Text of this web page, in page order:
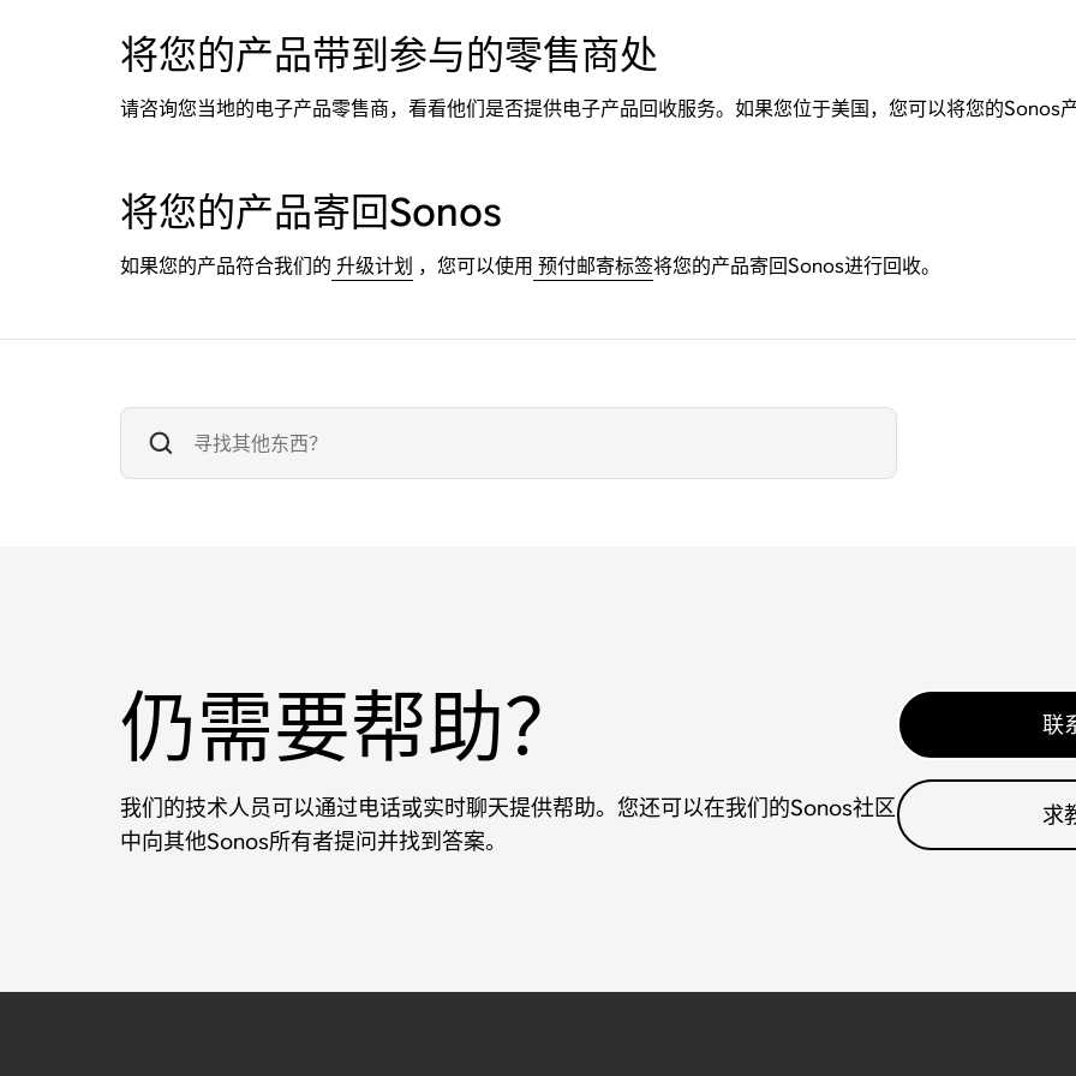
将您的产品带到参与的零售商处
请咨询您当地的电子产品零售商，看看他们是否提供电子产品回收服务。如果您位于美国，您可以将您的Sonos
将您的产品寄回Sonos
如果您的产品符合我们的 升级计划 ，您可以使用 预付邮寄标签将您的产品寄回Sonos进行回收。
仍需要帮助？
我们的技术人员可以通过电话或实时聊天提供帮助。您还可以在我们的Sonos社区
中向其他Sonos所有者提问并找到答案。
联
求